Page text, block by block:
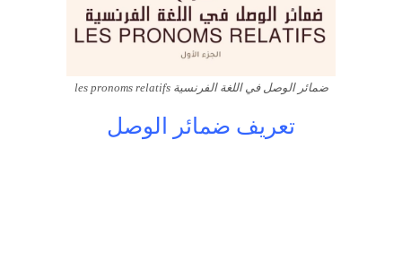
ضمائر الوصل في اللغة الفرنسية les pronoms relatifs
تعريف ضمائر الوصل